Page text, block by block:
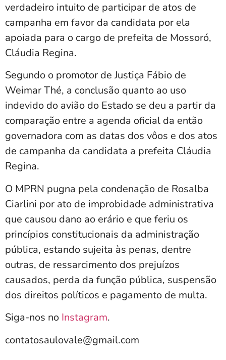
verdadeiro intuito de participar de atos de
campanha em favor da candidata por ela
apoiada para o cargo de prefeita de Mossoró,
Cláudia Regina.
Segundo o promotor de Justiça Fábio de
Weimar Thé, a conclusão quanto ao uso
indevido do avião do Estado se deu a partir da
comparação entre a agenda oficial da então
governadora com as datas dos vôos e dos atos
de campanha da candidata a prefeita Cláudia
Regina.
O MPRN pugna pela condenação de Rosalba
Ciarlini por ato de improbidade administrativa
que causou dano ao erário e que feriu os
princípios constitucionais da administração
pública, estando sujeita às penas, dentre
outras, de ressarcimento dos prejuízos
causados, perda da função pública, suspensão
dos direitos políticos e pagamento de multa.
Siga-nos no Instagram.
contatosaulovale@gmail.com